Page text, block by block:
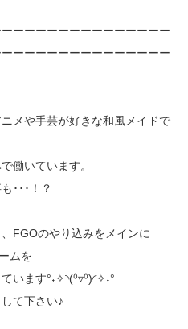
ーーーーーーーーーーーーーー
ーーーーーーーーーーーーーー
メや手芸が好きな和風メイドで
働いています。
･･･！？
FGOのやり込みをメインに
ムを
います°˖✧◝(⁰▿⁰)◜✧˖°
て下さい♪